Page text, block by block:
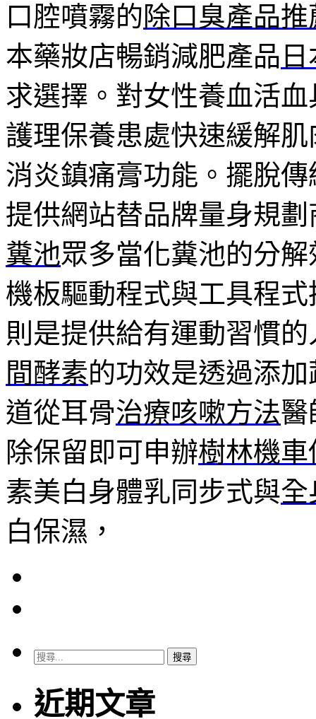
口腔噴霧的除口臭產品推
本藥妝店暢銷減肥產品
求選擇。對女性養血活
護理保養患處快速緩解
消炎鎮痛膏功能。擺脫
提供網站替品牌量身規
糞池眾多當化糞池的分
機板驅動程式與工具程
則是提供給有運動習慣
間酵素的功效是透過添
道從耳骨治療咳嗽方法醫
除保留即可申辦樹林機車
素美白身體乳同步式與全
白保濕，
搜
關
鍵
近期文章